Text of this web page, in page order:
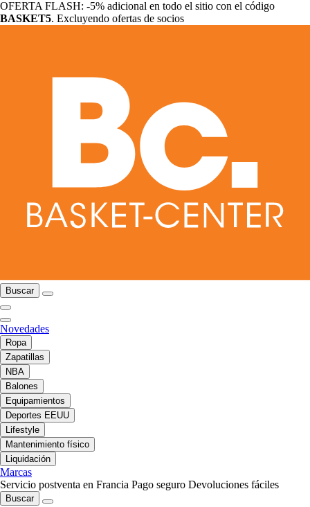
OFERTA FLASH: -5% adicional en todo el sitio con el código
BASKET5. Excluyendo ofertas de socios
Buscar
Novedades
Ropa
Zapatillas
NBA
Balones
Equipamientos
Deportes EEUU
Lifestyle
Mantenimiento físico
Liquidación
Marcas
Servicio postventa en Francia Pago seguro Devoluciones fáciles
Buscar